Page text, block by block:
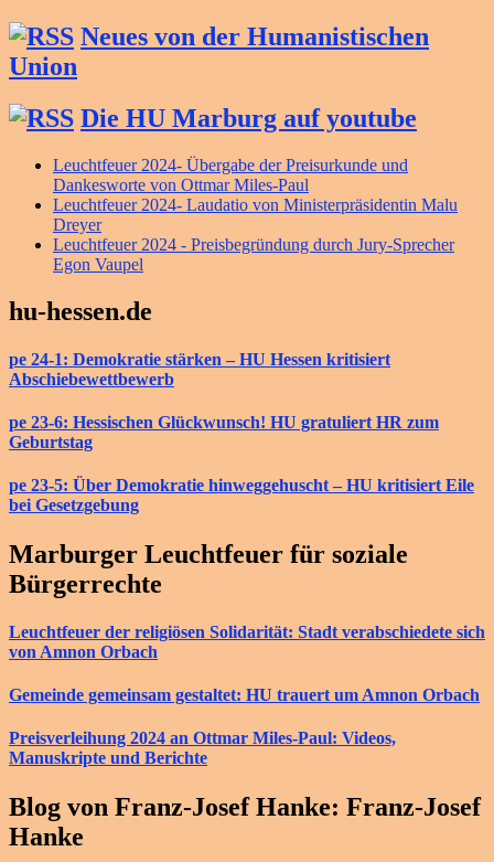
Neues von der Humanistischen
Union
Die HU Marburg auf youtube
Leuchtfeuer 2024- Übergabe der Preisurkunde und
Dankesworte von Ottmar Miles-Paul
Leuchtfeuer 2024- Laudatio von Ministerpräsidentin Malu
Dreyer
Leuchtfeuer 2024 - Preisbegründung durch Jury-Sprecher
Egon Vaupel
hu-hessen.de
pe 24-1: Demokratie stärken – HU Hessen kritisiert
Abschiebewettbewerb
pe 23-6: Hessischen Glückwunsch! HU gratuliert HR zum
Geburtstag
pe 23-5: Über Demokratie hinweggehuscht – HU kritisiert Eile
bei Gesetzgebung
Marburger Leuchtfeuer für soziale
Bürgerrechte
Leuchtfeuer der religiösen Solidarität: Stadt verabschiedete sich
von Amnon Orbach
Gemeinde gemeinsam gestaltet: HU trauert um Amnon Orbach
Preisverleihung 2024 an Ottmar Miles-Paul: Videos,
Manuskripte und Berichte
Blog von Franz-Josef Hanke: Franz-Josef
Hanke